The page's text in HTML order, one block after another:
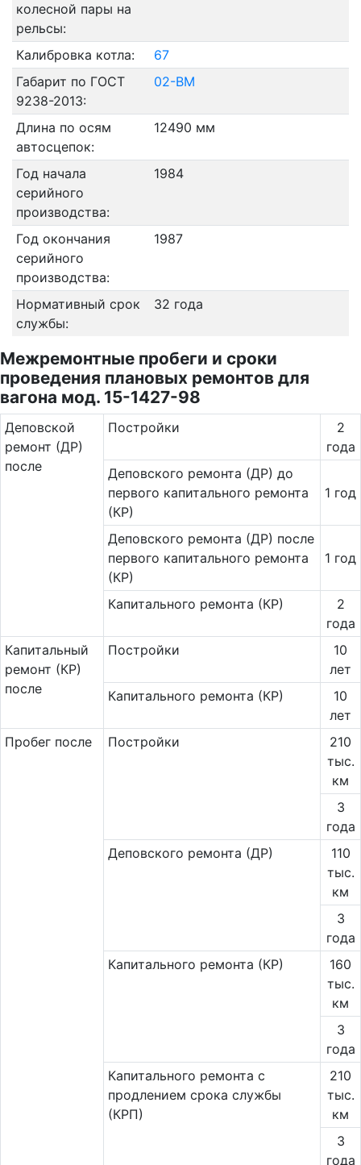
колесной пары на
рельсы:
Калибровка котла:
67
Габарит по ГОСТ
9238-2013:
02-ВМ
Длина по осям
автосцепок:
12490 мм
Год начала
серийного
производства:
1984
Год окончания
серийного
производства:
1987
Нормативный срок
службы:
32 года
Межремонтные пробеги и сроки
проведения плановых ремонтов для
вагона мод. 15-1427-98
Де­повс­кой
ремонт (ДР)
после
Постройки
2
года
Деповского ремонта (ДР) до
первого капитального ремонта
(КР)
1 год
Деповского ремонта (ДР) после
первого капитального ремонта
(КР)
1 год
Капитального ремонта (КР)
2
года
Ка­пи­таль­ный
ремонт (КР)
после
Постройки
10
лет
Капитального ремонта (КР)
10
лет
Пробег после
Постройки
210
тыс.
км
3
года
Деповского ремонта (ДР)
110
тыс.
км
3
года
Капитального ремонта (КР)
160
тыс.
км
3
года
Капитального ремонта с
продлением срока службы
(КРП)
210
тыс.
км
3
года